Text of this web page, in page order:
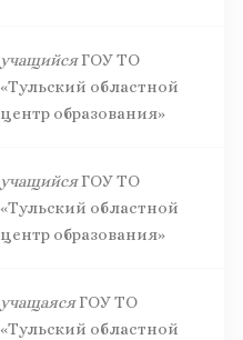
учащийсяГОУ ТО
«Тульский областной
центр образования»
учащийсяГОУ ТО
«Тульский областной
центр образования»
учащаясяГОУ ТО
«Тульский областной